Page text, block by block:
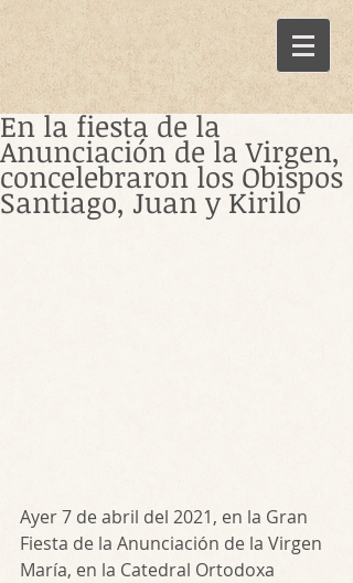
En la fiesta de la
Anunciación de la Virgen,
concelebraron los Obispos
Santiago, Juan y Kirilo
Ayer 7 de abril del 2021, en la Gran
Fiesta de la Anunciación de la Virgen
María, en la Catedral Ortodoxa